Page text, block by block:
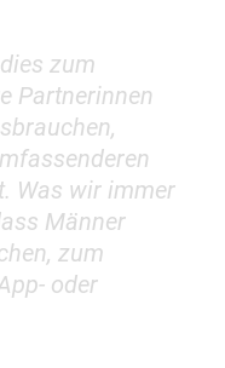
zum
Partnerinnen
Was wir immer
Männer
zum
oder